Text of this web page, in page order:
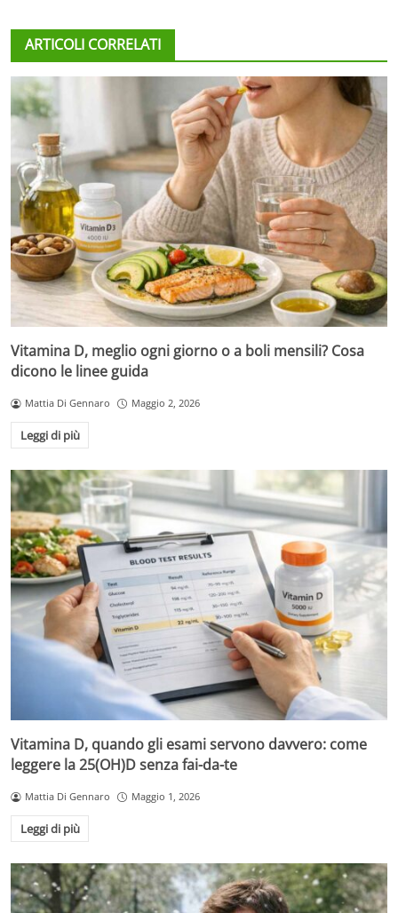
ARTICOLI CORRELATI
Vitamina D, meglio ogni giorno o a boli mensili? Cosa
dicono le linee guida
Mattia Di Gennaro Maggio 2, 2026
Leggi di più
Vitamina D, quando gli esami servono davvero: come
leggere la 25(OH)D senza fai-da-te
Mattia Di Gennaro Maggio 1, 2026
Leggi di più